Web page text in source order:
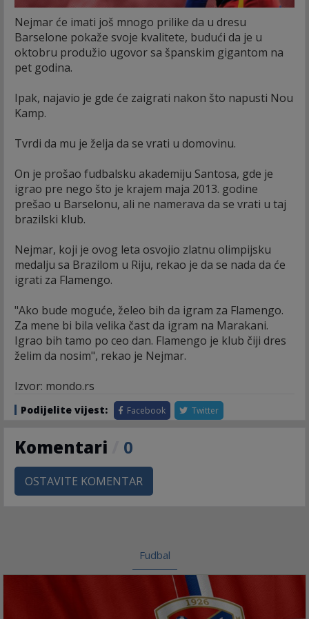
Nejmar će imati još mnogo prilike da u dresu
Barselone pokaže svoje kvalitete, budući da je u
oktobru produžio ugovor sa španskim gigantom na
pet godina.
Ipak, najavio je gde će zaigrati nakon što napusti Nou
Kamp.
Tvrdi da mu je želja da se vrati u domovinu.
On je prošao fudbalsku akademiju Santosa, gde je
igrao pre nego što je krajem maja 2013. godine
prešao u Barselonu, ali ne namerava da se vrati u taj
brazilski klub.
Nejmar, koji je ovog leta osvojio zlatnu olimpijsku
medalju sa Brazilom u Riju, rekao je da se nada da će
igrati za Flamengo.
"Ako bude moguće, želeo bih da igram za Flamengo.
Za mene bi bila velika čast da igram na Marakani.
Igrao bih tamo po ceo dan. Flamengo je klub čiji dres
želim da nosim", rekao je Nejmar.
Izvor: mondo.rs
Podijelite vijest: Facebook Twitter
Komentari 0
OSTAVITE KOMENTAR
Fudbal